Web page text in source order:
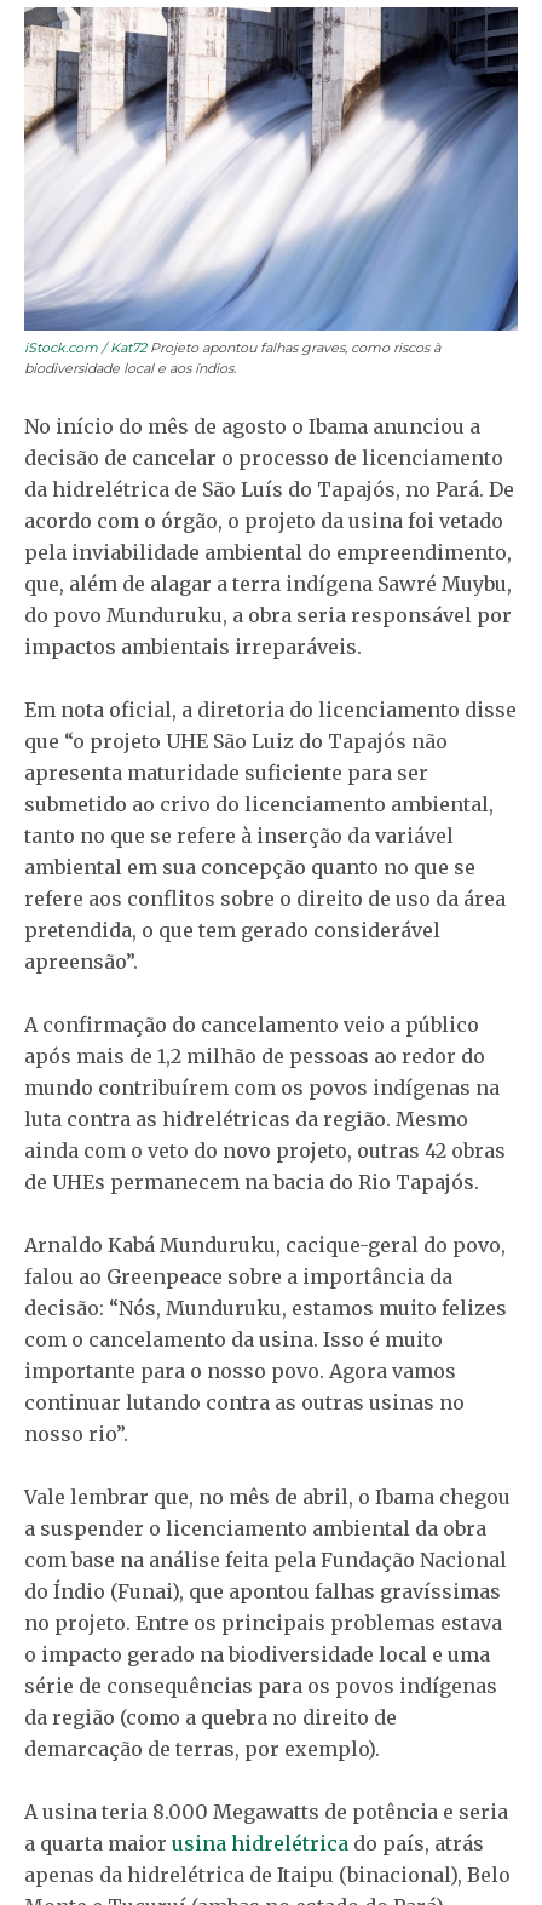
iStock.com / Kat72Projeto apontou falhas graves, como riscos à
biodiversidade local e aos índios.
No início do mês de agosto o Ibama anunciou a
decisão de cancelar o processo de licenciamento
da hidrelétrica de São Luís do Tapajós, no Pará. De
acordo com o órgão, o projeto da usina foi vetado
pela inviabilidade ambiental do empreendimento,
que, além de alagar a terra indígena Sawré Muybu,
do povo Munduruku, a obra seria responsável por
impactos ambientais irreparáveis.
Em nota oficial, a diretoria do licenciamento disse
que “o projeto UHE São Luiz do Tapajós não
apresenta maturidade suficiente para ser
submetido ao crivo do licenciamento ambiental,
tanto no que se refere à inserção da variável
ambiental em sua concepção quanto no que se
refere aos conflitos sobre o direito de uso da área
pretendida, o que tem gerado considerável
apreensão”.
A confirmação do cancelamento veio a público
após mais de 1,2 milhão de pessoas ao redor do
mundo contribuírem com os povos indígenas na
luta contra as hidrelétricas da região. Mesmo
ainda com o veto do novo projeto, outras 42 obras
de UHEs permanecem na bacia do Rio Tapajós.
Arnaldo Kabá Munduruku, cacique-geral do povo,
falou ao Greenpeace sobre a importância da
decisão: “Nós, Munduruku, estamos muito felizes
com o cancelamento da usina. Isso é muito
importante para o nosso povo. Agora vamos
continuar lutando contra as outras usinas no
nosso rio”.
Vale lembrar que, no mês de abril, o Ibama chegou
a suspender o licenciamento ambiental da obra
com base na análise feita pela Fundação Nacional
do Índio (Funai), que apontou falhas gravíssimas
no projeto. Entre os principais problemas estava
o impacto gerado na biodiversidade local e uma
série de consequências para os povos indígenas
da região (como a quebra no direito de
demarcação de terras, por exemplo).
A usina teria 8.000 Megawatts de potência e seria
a quarta maior usina hidrelétrica do país, atrás
apenas da hidrelétrica de Itaipu (binacional), Belo